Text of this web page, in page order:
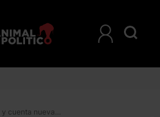
Alcalde pide <i>borrón y cuenta nueva</i> tras endeudar a Atizapán